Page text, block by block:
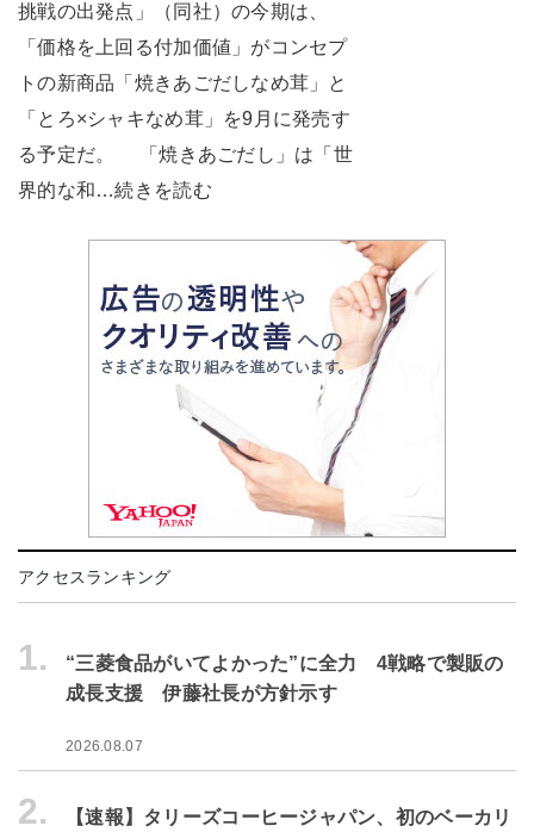
挑戦の出発点」（同社）の今期は、
「価格を上回る付加価値」がコンセプ
トの新商品「焼きあごだしなめ茸」と
「とろ×シャキなめ茸」を9月に発売す
る予定だ。 「焼きあごだし」は「世
界的な和…続きを読む
アクセスランキング
1.
“三菱食品がいてよかった”に全力 4戦略で製販の
成長支援 伊藤社長が方針示す
2026.08.07
2. 【速報】タリーズコーヒージャパン、初のベーカリ